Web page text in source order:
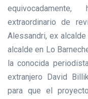
extraordinario de
Alessandri, ex
alcalde en Lo
la conocida
extranjero David
para que el